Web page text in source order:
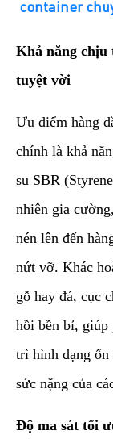
container
Khả năng chịu
tuyệt vời
Ưu điểm hàng
chính là khả
su SBR
nhiên gia
nén lên đến
nứt vỡ. Khác
gỗ hay đá, cục
hồi bền bỉ, giúp
trì hình dạng ổn
sức nặng của
Độ ma sát tối